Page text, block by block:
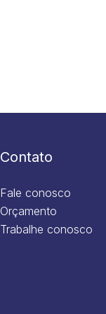
Contato
Fale conosco
Orçamento
Trabalhe conosco